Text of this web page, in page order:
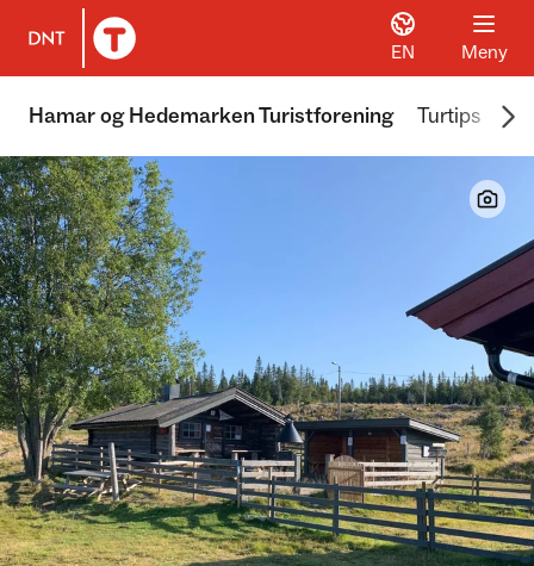
Til DNT.no forside
EN Meny
Hamar og Hedemarken Turistforening Turtips